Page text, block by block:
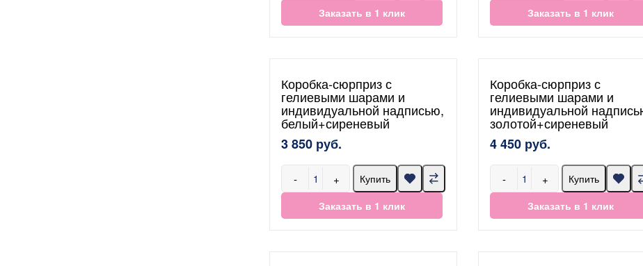
Заказать в 1 клик
Заказать в 1 клик
Коробка-сюрприз с
гелиевыми шарами и
индивидуальной надписью,
белый+сиреневый
3 850 руб.
- +
Купить
Заказать в 1 клик
Коробка-сюрприз с
гелиевыми шарами и
индивидуальной
золотой+сиреневый
4 450 руб.
- +
Купить
Заказать в 1 клик